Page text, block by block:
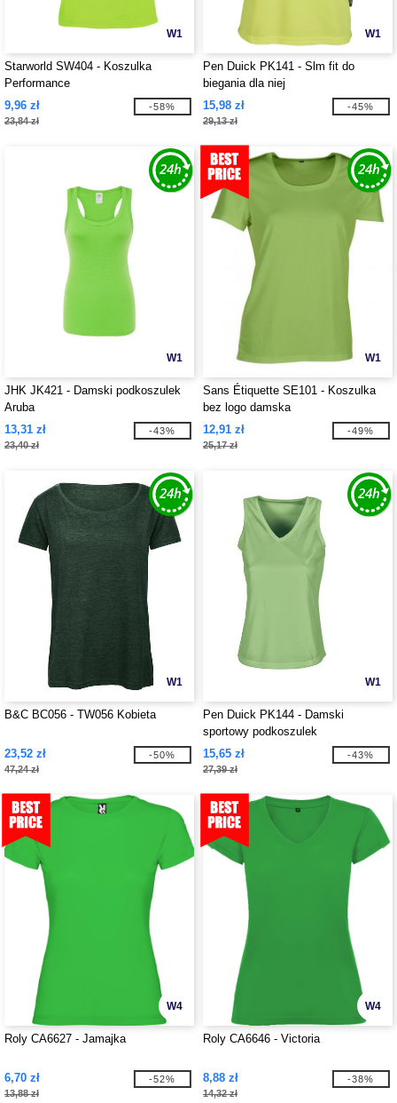
W1
Starworld SW404 - Koszulka
Performance
9,96 zł
23,84 zł
-58%
W1
Pen Duick PK141 - Slm fit do
biegania dla niej
15,98 zł
29,13 zł
-45%
W1
JHK JK421 - Damski podkoszulek
Aruba
13,31 zł
23,40 zł
-43%
W1
Sans Étiquette SE101 - Koszulka
bez logo damska
12,91 zł
25,17 zł
-49%
W1
B&C BC056 - TW056 Kobieta
23,52 zł
47,24 zł
-50%
W1
Pen Duick PK144 - Damski
sportowy podkoszulek
15,65 zł
27,39 zł
-43%
W4
Roly CA6627 - Jamajka
6,70 zł
13,88 zł
-52%
W4
Roly CA6646 - Victoria
8,88 zł
14,32 zł
-38%